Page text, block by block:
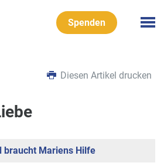
Spenden
Diesen Artikel drucken
braucht Mariens Hilfe